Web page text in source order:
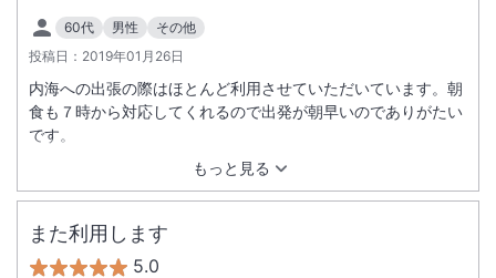
60代 男性
その他
投稿日： 2019年01月26日
もっと見る
内海への出張の際はほとんど利用させていただいています。朝
食も７時から対応してくれるので出発が朝早いのでありがたい
です。
また利用します
5.0